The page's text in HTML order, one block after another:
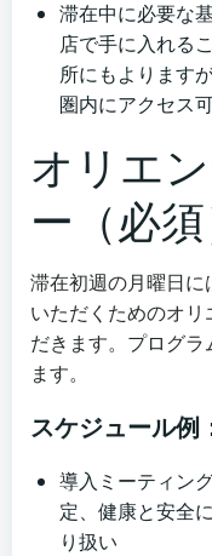
滞在中に必要な
店で手に入れる
所にもよります
圏内にアクセス可
オリエ
ー（必須
滞在初週の月曜日
いただくためのオ
だきます。プログ
ます。
スケジュール例
導入ミーティン
定、健康と安全
り扱い